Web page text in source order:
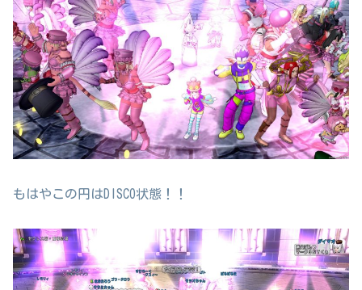
もはやこの円はDISCO状態！！